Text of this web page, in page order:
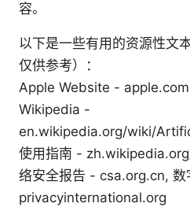
容。
以下是一些有用的资源性文
仅供参考）：
Apple Website -
Wikipedia -
en.wikipedia.org/wiki/
使用指南 -
络安全报告 - csa.org.cn, 数
privacyinternational.org